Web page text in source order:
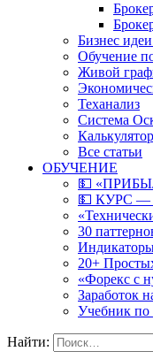
Бизнес
Обучение
Живой
Теханализ
Система
Все статьи
ОБУЧЕНИЕ
💵
💵 КУРС —
30
20+
«Форекс с
Учебник
Найти: